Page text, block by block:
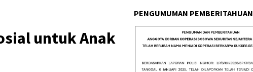
untuk Anak
PENGUMUMAN PEMBERITAHUAN